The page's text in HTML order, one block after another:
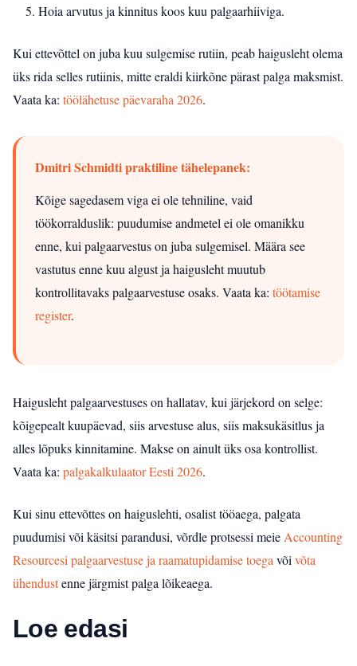
Hoia arvutus ja kinnitus koos kuu palgaarhiiviga.
Kui ettevõttel on juba kuu sulgemise rutiin, peab haigusleht olema
üks rida selles rutiinis, mitte eraldi kiirkõne pärast palga maksmist.
Vaata ka: töölähetuse päevaraha 2026.
Dmitri Schmidti praktiline tähelepanek:
Kõige sagedasem viga ei ole tehniline, vaid
töökorralduslik: puudumise andmetel ei ole omanikku
enne, kui palgaarvestus on juba sulgemisel. Määra see
vastutus enne kuu algust ja haigusleht muutub
kontrollitavaks palgaarvestuse osaks. Vaata ka: töötamise
register.
Haigusleht palgaarvestuses on hallatav, kui järjekord on selge:
kõigepealt kuupäevad, siis arvestuse alus, siis maksukäsitlus ja
alles lõpuks kinnitamine. Makse on ainult üks osa kontrollist.
Vaata ka: palgakalkulaator Eesti 2026.
Kui sinu ettevõttes on haiguslehti, osalist tööaega, palgata
puudumisi või käsitsi parandusi, võrdle protsessi meieAccounting
Resourcesi palgaarvestuse ja raamatupidamise toegavõivõta
ühendustenne järgmist palga lõikeaega.
Loe edasi